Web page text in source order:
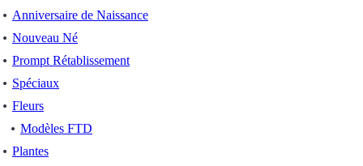
Anniversaire de Naissance
Nouveau Né
Prompt Rétablissement
Spéciaux
Fleurs
Modèles FTD
Plantes